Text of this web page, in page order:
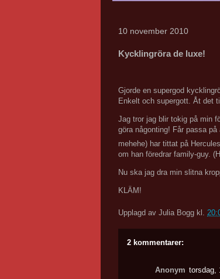
10 november 2010
Kycklingröra de luxe!
Gjorde en supergod
Enkelt och supergott. Åt det
Jag tror jag blir tokig på min
göra någonting! Får passa
mehehe) har tittat på
om han föredrar family-guy.
Nu ska jag dra min slitna
KLÄM!
Upplagd av Julia Bogg kl.
2 kommentarer:
Anonym torsdag,